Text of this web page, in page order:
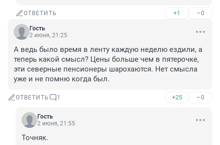
ОТВЕТИТЬ +1 –0
Гость
2 июня, 21:25
А ведь было время в ленту каждую неделю ездили, а
теперь какой смысл? Цены больше чем в пятерочке,
эти северные пенсионеры шарохаются. Нет смысла
уже и не помню когда был.
ОТВЕТИТЬ 1 +25 –0
Гость
2 июня, 21:55
Точняк.